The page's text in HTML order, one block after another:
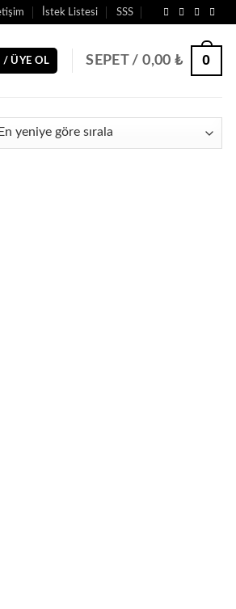
İstek Listesi SSS
/ ÜYE OL SEPET /0,00 ₺ 0